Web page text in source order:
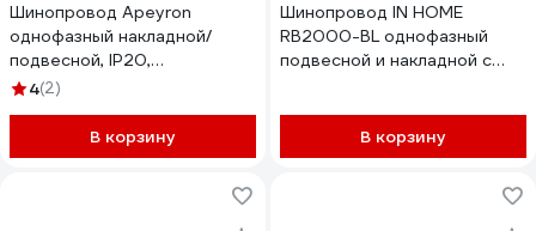
Шинопровод Apeyron
однофазный накладной/
подвесной, IP20,
1000x42x18мм, белый,
крепёж, токоввод, заглушка
45-01
4(2)
В корзину
Шинопровод IN HOME
RB2000-BL однофазный
подвесной и накладной с
4690612060583
В корзину